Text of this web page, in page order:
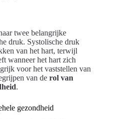
twee belangrijke
druk. Systolische druk
van het hart, terwijl
wanneer het hart zich
voor het vaststellen van
van de rol van
.
gezondheid